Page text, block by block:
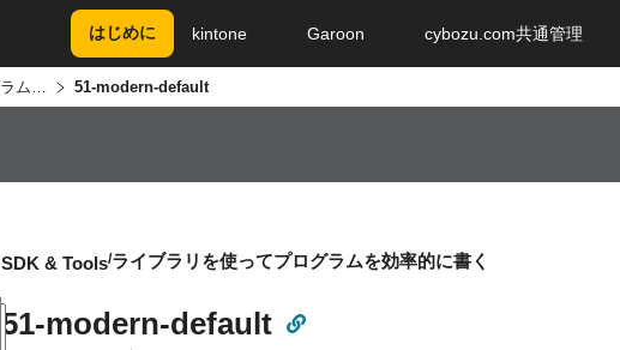
はじめに kintone Garoon cybozu.com共通管理
ライブラリを使ってプログラムを効率的に書く 51-modern-default
SDK & Toolsライブラリを使ってプログラムを効率的に書く
51-modern-default